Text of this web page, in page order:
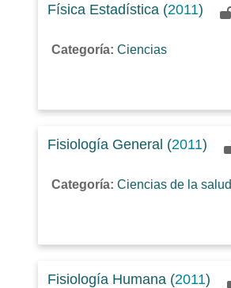
Física Estadística (2011)
Categoría: Ciencias
Fisiología General (2011)
Categoría: Ciencias de la salud
Fisiología Humana (2011)